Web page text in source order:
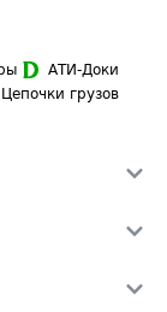
АТИ-Доки
Цепочки грузов